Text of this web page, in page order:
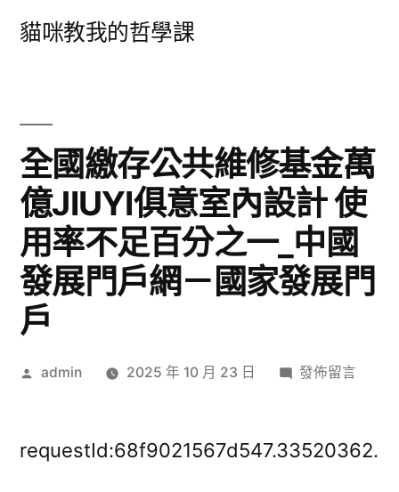
貓咪教我的哲學課
全國繳存公共維修基金萬
億JIUYI俱意室內設計 使
用率不足百分之一_中國
發展門戶網－國家發展門
戶
作
admin 2025 年 10 月 23 日
在
繳
發佈留言
requestId:68f9021567d547.33520362.